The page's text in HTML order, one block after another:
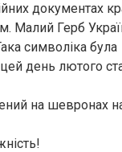
документах
Малий Герб
символіка була
цей день лютого
на шевронах